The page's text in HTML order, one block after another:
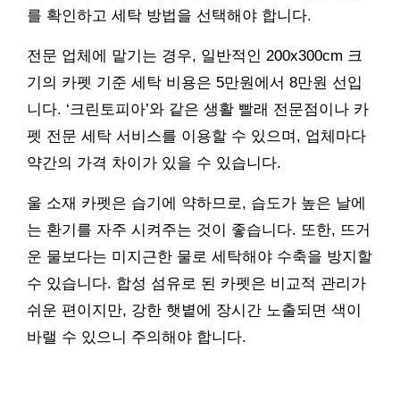
를 확인하고 세탁 방법을 선택해야 합니다.
전문 업체에 맡기는 경우, 일반적인 200x300cm 크
기의 카펫 기준 세탁 비용은 5만원에서 8만원 선입
니다. ‘크린토피아’와 같은 생활 빨래 전문점이나 카
펫 전문 세탁 서비스를 이용할 수 있으며, 업체마다
약간의 가격 차이가 있을 수 있습니다.
울 소재 카펫은 습기에 약하므로, 습도가 높은 날에
는 환기를 자주 시켜주는 것이 좋습니다. 또한, 뜨거
운 물보다는 미지근한 물로 세탁해야 수축을 방지할
수 있습니다. 합성 섬유로 된 카펫은 비교적 관리가
쉬운 편이지만, 강한 햇볕에 장시간 노출되면 색이
바랠 수 있으니 주의해야 합니다.